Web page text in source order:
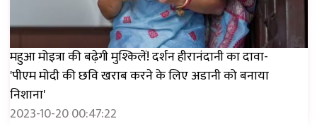
महुआ मोइत्रा की बढ़ेगी मुश्किलें! दर्शन हीरानंदानी का दावा-
'पीएम मोदी की छवि खराब करने के लिए अडानी को बनाया
निशाना'
2023-10-20 00:47:22